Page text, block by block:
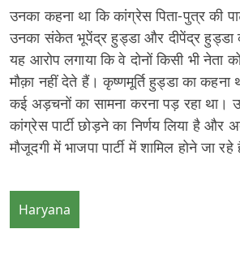
उनका कहना था कि कांग्रेस पिता-पुत्र की
उनका संकेत भूपेंद्र हुड्डा और दीपेंद्र हुड्डा
यह आरोप लगाया कि वे दोनों किसी भी नेता
मौक़ा नहीं देते हैं। कृष्णमूर्ति हुड्डा का कहना
कई अड़चनों का सामना करना पड़ रहा था।
कांग्रेस पार्टी छोड़ने का निर्णय लिया है और
मौजूदगी में भाजपा पार्टी में शामिल होने जा रहे
Haryana